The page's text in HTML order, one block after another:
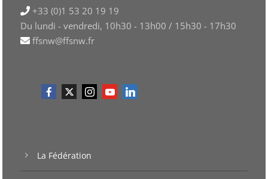
+33 (0)1 53 20 19 19
Du lundi - vendredi, 10h30 - 13h00 / 15h30 - 17h30
ffsnw@ffsnw.fr
La Fédération